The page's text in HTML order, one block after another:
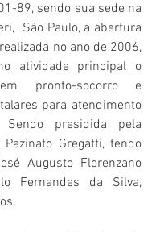
89, sendo sua sede na
São Paulo, a abertura
no ano de 2006,
atividade principal o
pronto-socorro e
para atendimento
Sendo presidida pela
Pazinato Gregatti, tendo
Augusto Florenzano
Fernandes da Silva,